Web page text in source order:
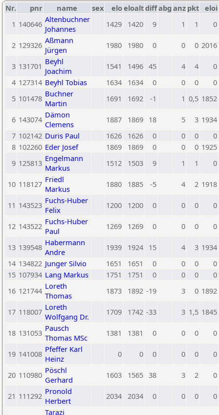
Nr. pnr name sex eloeloaltdiffabg anz pkt eloi
1 140646 Altenbuchner
Johannes
1429 1420 9 1 1 0
2 129326 Aßmann
Jürgen
1980 1980 0 0 0 2016
3 131701 Beyhl
Joachim
1541 1496 45 4 4
0
4 127314 Beyhl Tobias 1634 1634 0 0 0
0
5 101478 Buchner
Martin
1691 1692 -1 1 0,5 1852
6 143074 Dämon
Clemens
1887 1869 18 5 3 1934
7 102142 Duris Paul 1626 1626 0 0 0
0
8 102260 Eder Josef 1869 1869 0 0 0 1925
9 125813 Engelmann
Markus
1512 1503 9 1 1 0
10 118127 Friedl
Markus
1880 1885 -5 4 2 1918
11 143523 Fuchs-Huber
Felix
1200 1200 0 0 0 0
12 143522 Fuchs-Huber
Paul
1269 1269 0 0 0 0
13 139548 Habermann
Andre
1939 1924 15 4 3 1934
14 134822 Junger Silvio 1651 1651 0 0 0
0
15 107934 Lang Markus 1751 1751 0 0 0
0
16 121744 Loreth
Thomas
1873 1892 -19 3 0 1892
17 118007 Loreth
Wolfgang Dr.
1709 1742 -33 3 1,5 1845
18 131053 Pausch
Thomas MSc
1381 1381 0 0 0 0
19 141008 Pfeffer Karl
Heinz
0 0 0 0 0 0
20 110980 Pöschl
Gerhard
1603 1565 38 3 2 0
21 111292 Pronold
Herbert
2034 2034 0 0 0 0
Tarazi